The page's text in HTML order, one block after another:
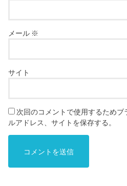
メール ※
サイト
次回のコメントで使用するため
ルアドレス、サイトを保存する。